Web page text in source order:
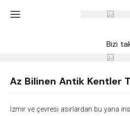
'
Bizi
Az Bilinen Antik Kentler
İzmir ve çevresi asırlardan bu yana